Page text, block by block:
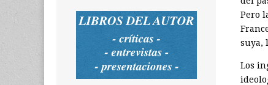
Pero
suya,
Los